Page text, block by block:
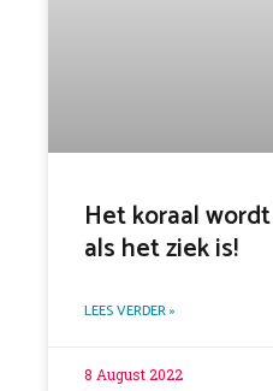
Het koraal
als het ziek is!
LEES VERDER »
8 August 2022